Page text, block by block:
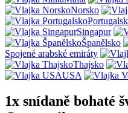
Norsko
Singapur
Španělsko
Spojené arabské emiráty
Thajsko
USA
1x snídaně bohaté